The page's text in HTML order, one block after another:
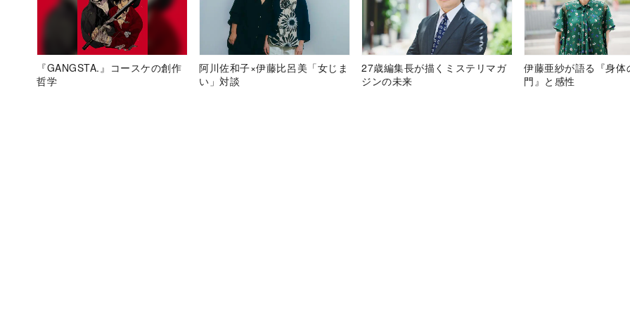
『GANGSTA.』コースケの創作
哲学
阿川佐和子×伊藤比呂美「女じま
い」対談
27歳編集長が描くミステリマガ
ジンの未来
伊藤亜紗が語る『身体
門』と感性